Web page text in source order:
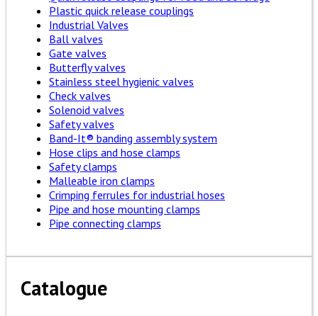
Plastic quick release couplings
Industrial Valves
Ball valves
Gate valves
Butterfly valves
Stainless steel hygienic valves
Check valves
Solenoid valves
Safety valves
Band-It® banding assembly system
Hose clips and hose clamps
Safety clamps
Malleable iron clamps
Crimping ferrules for industrial hoses
Pipe and hose mounting clamps
Pipe connecting clamps
Catalogue